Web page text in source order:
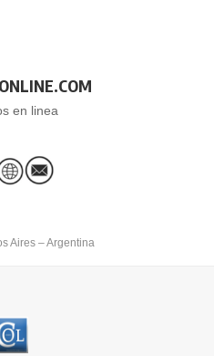
en linea
Aires – Argentina